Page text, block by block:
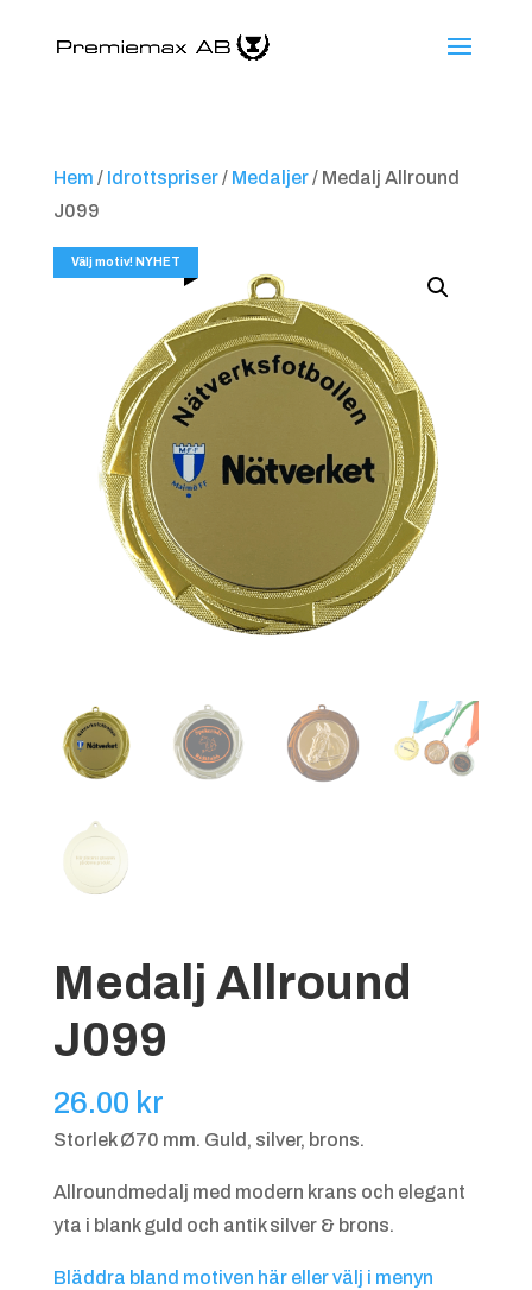
Hem / Idrottspriser/ Medaljer/ Medalj Allround
J099
Välj motiv! NYHET
Medalj Allround
J099
26.00 kr
Storlek Ø70 mm. Guld, silver, brons.
Allroundmedalj med modern krans och elegant
yta i blank guld och antik silver & brons.
Bläddra bland motiven här eller välj i menyn